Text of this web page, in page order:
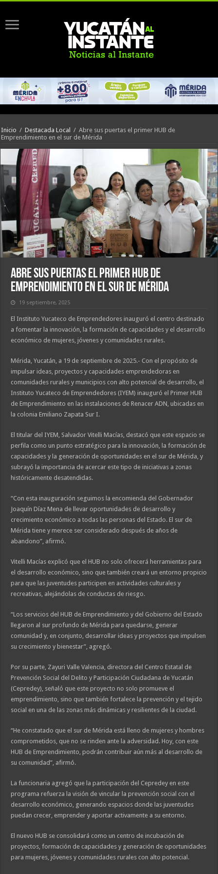
Inicio / Destacada Local / Abre sus puertas el primer HUB de
Emprendimiento en el sur de Mérida
Abre sus puertas el primer HUB de
Emprendimiento en el sur de Mérida
19 septiembre, 2025
El Instituto Yucateco de Emprendedores inauguró el centro destinado
a fomentar la innovación, la formación de capacidades y el desarrollo
económico de mujeres, jóvenes y comunidades rurales.
Mérida, Yucatán, a 19 de septiembre de 2025.- Con el propósito de
impulsar ideas, proyectos y capacidades emprendedoras en
comunidades rurales y municipios con alto potencial de desarrollo, el
Instituto Yucateco de Emprendedores (IYEM) inauguró el Primer HUB
de Emprendimiento en las instalaciones de Renacer ADN, ubicadas en
la colonia Emiliano Zapata Sur I.
El titular del IYEM, Salvador Vitelli Macías, destacó que este espacio se
perfila como un punto estratégico para la innovación, la formación de
capacidades y la generación de oportunidades en el sur de Mérida, y
subrayó la importancia de acercar este tipo de iniciativas a zonas
históricamente desatendidas.
“Con esta inauguración seguimos la encomienda del Gobernador
Joaquín Díaz Mena de llevar oportunidades de desarrollo y
crecimiento económico a todas las personas del Estado. El sur de
Mérida tiene y merece ser considerado después de años de
abandono”, afirmó.
Vitelli Macías explicó que el HUB no solo ofrecerá herramientas para
el desarrollo económico, sino que también creará un entorno propicio
para que las juventudes participen en actividades culturales y
recreativas, alejándolas de conductas de riesgo.
“Los servicios del HUB de Emprendimiento y del Gobierno del Estado
llegaron al sur profundo de Mérida para quedarse, generar
comunidad y, en conjunto, desarrollar ideas y proyectos que impulsen
su crecimiento y bienestar”, agregó.
Por su parte, Zayuri Valle Valencia, directora del Centro Estatal de
Prevención Social del Delito y Participación Ciudadana de Yucatán
(Cepredey), señaló que este proyecto no solo promueve el
emprendimiento, sino que también fortalece la prevención y el tejido
social en una de las zonas más dinámicas y resilientes de la ciudad.
“He constatado que el sur de Mérida está lleno de mujeres y hombres
comprometidos, que no se rinden ante la adversidad. Hoy, con este
HUB de Emprendimiento, podrán contribuir aún más al desarrollo de
su comunidad”, afirmó.
La funcionaria agregó que la participación del Cepredey en este
programa refuerza la visión de vincular la prevención social con el
desarrollo económico, generando espacios donde las juventudes
puedan crecer, emprender y aportar activamente a su entorno.
El nuevo HUB se consolidará como un centro de incubación de
proyectos, formación de capacidades y generación de oportunidades
para mujeres, jóvenes y comunidades rurales con alto potencial.